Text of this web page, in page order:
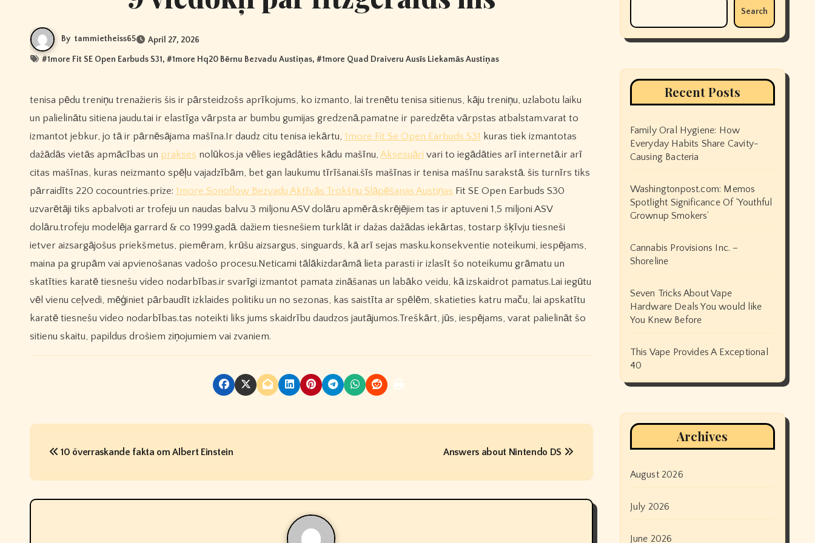
By tammietheiss65 April 27, 2026
#1more Fit SE Open Earbuds S31, #1more Hq20 Bērnu Bezvadu Austiņas, #1more Quad Draiveru Ausīs Liekamās Austiņas
tenisa pēdu treniņu trenažieris šis ir pārsteidzošs aprīkojums, ko izmanto, lai trenētu tenisa sitienus, kāju treniņu, uzlabotu laiku
un palielinātu sitiena jaudu.tai ir elastīga vārpsta ar bumbu gumijas gredzenā.pamatne ir paredzēta vārpstas atbalstam.varat to
izmantot jebkur, jo tā ir pārnēsājama mašīna.Ir daudz citu tenisa iekārtu, 1more Fit Se Open Earbuds S31 kuras tiek izmantotas
dažādās vietās apmācības un prakses nolūkos.ja vēlies iegādāties kādu mašīnu, Aksesuāri vari to iegādāties arī internetā.ir arī
citas mašīnas, kuras neizmanto spēļu vajadzībām, bet gan laukumu tīrīšanai.šīs mašīnas ir tenisa mašīnu sarakstā. šis turnīrs tiks
pārraidīts 220 cocountries.prize: 1more Sonoflow Bezvadu Aktīvās Trokšņu Slāpēšanas Austiņas Fit SE Open Earbuds S30
uzvarētāji tiks apbalvoti ar trofeju un naudas balvu 3 miljonu ASV dolāru apmērā.skrējējiem tas ir aptuveni 1,5 miljoni ASV
dolāru.trofeju modelēja garrard & co 1999.gadā. dažiem tiesnešiem turklāt ir dažas dažādas iekārtas, tostarp šķīvju tiesneši
ietver aizsargājošus priekšmetus, piemēram, krūšu aizsargus, singuards, kā arī sejas masku.konsekventie noteikumi, iespējams,
maina pa grupām vai apvienošanas vadošo procesu.Neticami tālākizdarāmā lieta parasti ir izlasīt šo noteikumu grāmatu un
skatīties karatē tiesnešu video nodarbības.ir svarīgi izmantot pamata zināšanas un labāko veidu, kā izskaidrot pamatus.Lai iegūtu
vēl vienu ceļvedi, mēģiniet pārbaudīt izklaides politiku un no sezonas, kas saistīta ar spēlēm, skatieties katru maču, lai apskatītu
karatē tiesnešu video nodarbības.tas noteikti liks jums skaidrību daudzos jautājumos.Treškārt, jūs, iespējams, varat palielināt šo
sitienu skaitu, papildus drošiem ziņojumiem vai zvaniem.
P
s
t
10 överraskande fakta om Albert Einstein Answers about Nintendo DS
Search
Recent Posts
Family Oral Hygiene: How
Everyday Habits Share Cavity-
Causing Bacteria
Washingtonpost.com: Memos
Spotlight Significance Of ‘Youthful
Grownup Smokers’
Cannabis Provisions Inc. –
Shoreline
Seven Tricks About Vape
Hardware Deals You would like
You Knew Before
This Vape Provides A Exceptional
40
Archives
August 2026
July 2026
June 2026